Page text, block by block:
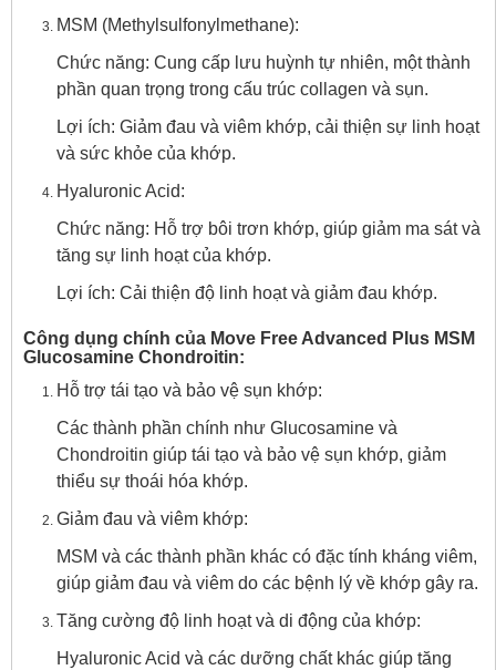
MSM (Methylsulfonylmethane):
Chức năng: Cung cấp lưu huỳnh tự nhiên, một thành
phần quan trọng trong cấu trúc collagen và sụn.
Lợi ích: Giảm đau và viêm khớp, cải thiện sự linh hoạt
và sức khỏe của khớp.
Hyaluronic Acid:
Chức năng: Hỗ trợ bôi trơn khớp, giúp giảm ma sát và
tăng sự linh hoạt của khớp.
Lợi ích: Cải thiện độ linh hoạt và giảm đau khớp.
Công dụng chính của Move Free Advanced Plus MSM
Glucosamine Chondroitin:
Hỗ trợ tái tạo và bảo vệ sụn khớp:
Các thành phần chính như Glucosamine và
Chondroitin giúp tái tạo và bảo vệ sụn khớp, giảm
thiểu sự thoái hóa khớp.
Giảm đau và viêm khớp:
MSM và các thành phần khác có đặc tính kháng viêm,
giúp giảm đau và viêm do các bệnh lý về khớp gây ra.
Tăng cường độ linh hoạt và di động của khớp:
Hyaluronic Acid và các dưỡng chất khác giúp tăng